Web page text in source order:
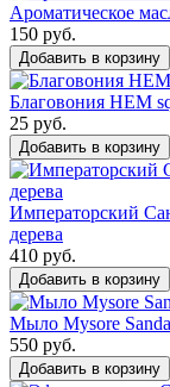
Ароматическое
150 руб.
Добавить в корзину
Благовония HEM
25 руб.
Добавить в корзину
Императорский
дерева
410 руб.
Добавить в корзину
Мыло Mysore
550 руб.
Добавить в корзину